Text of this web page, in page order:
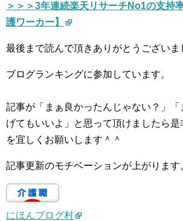
＞＞＞3年連続楽天リサーチNo1の支持
護ワーカー】
最後まで読んで頂きありがとうございま
ブログランキングに参加しています。
記事が「まぁ良かったんじゃない？」「
げてもいいよ」と思って頂けましたら
を宜しくお願いします＾＾
記事更新のモチベーションが上がります
にほんブログ村